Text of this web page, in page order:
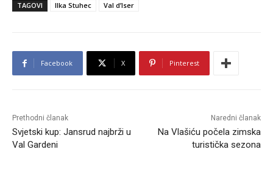
TAGOVI Ilka Stuhec Val d’Iser
Facebook X Pinterest
Prethodni članak
Svjetski kup: Jansrud najbrži u
Val Gardeni
Naredni članak
Na Vlašiću počela zimska
turistička sezona